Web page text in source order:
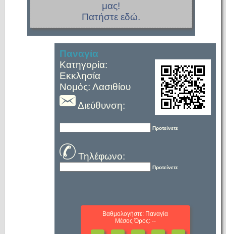
μας!
Πατήστε εδώ.
Παναγία
Κατηγορία:
Εκκλησία
Νομός: Λασιθίου
Διεύθυνση:
Προτείνετε
Τηλέφωνο:
Προτείνετε
Βαθμολογήστε: Παναγία
Μέσος Όρος: --